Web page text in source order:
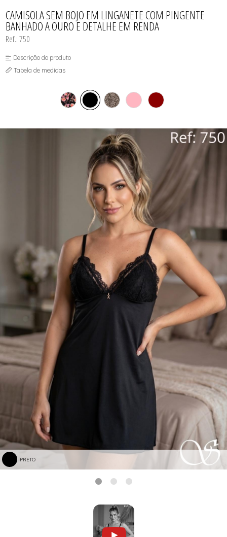
CONJUNTOS
SUTIÃS
CAMISOLA SEM BOJO EM LINGANETE COM PINGENTE
BANHADO A OURO E DETALHE EM RENDA
Ref.: 750
Descrição do produto
Tabela de medidas
PRETO